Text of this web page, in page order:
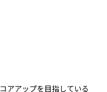
アアップを目指している